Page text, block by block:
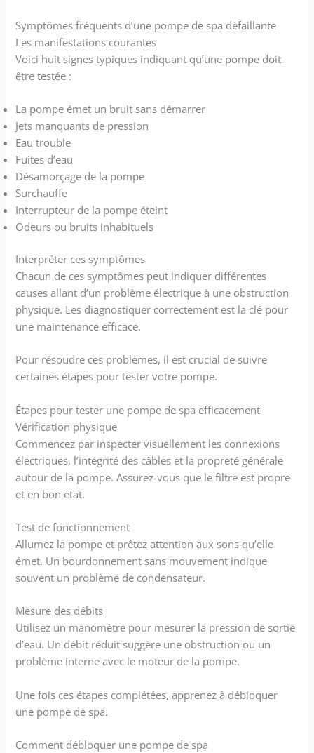
Symptômes fréquents d’une pompe de spa défaillante
Les manifestations courantes
Voici huit signes typiques indiquant qu’une pompe doit
être testée :
La pompe émet un bruit sans démarrer
Jets manquants de pression
Eau trouble
Fuites d’eau
Désamorçage de la pompe
Surchauffe
Interrupteur de la pompe éteint
Odeurs ou bruits inhabituels
Interpréter ces symptômes
Chacun de ces symptômes peut indiquer différentes
causes allant d’un problème électrique à une obstruction
physique. Les diagnostiquer correctement est la clé pour
une maintenance efficace.
Pour résoudre ces problèmes, il est crucial de suivre
certaines étapes pour tester votre pompe.
Étapes pour tester une pompe de spa efficacement
Vérification physique
Commencez par inspecter visuellement les connexions
électriques, l’intégrité des câbles et la propreté générale
autour de la pompe. Assurez-vous que le filtre est propre
et en bon état.
Test de fonctionnement
Allumez la pompe et prêtez attention aux sons qu’elle
émet. Un bourdonnement sans mouvement indique
souvent un problème de condensateur.
Mesure des débits
Utilisez un manomètre pour mesurer la pression de sortie
d’eau. Un débit réduit suggère une obstruction ou un
problème interne avec le moteur de la pompe.
Une fois ces étapes complétées, apprenez à débloquer
une pompe de spa.
Comment débloquer une pompe de spa